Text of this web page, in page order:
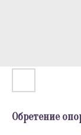
Обретение